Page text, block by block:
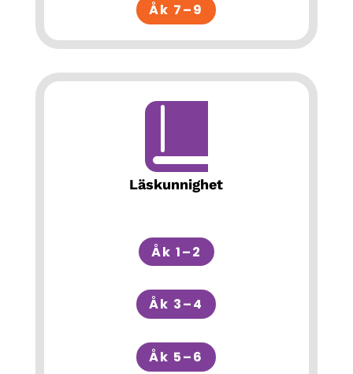
Åk 7–9
Läskunnighet
Åk 1–2
Åk 3–4
Åk 5–6